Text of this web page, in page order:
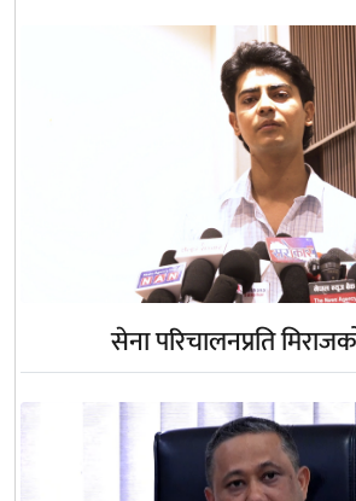
सेना परिचालनप्रति